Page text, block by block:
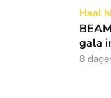
BEAM x WAY:Haal
gala
8